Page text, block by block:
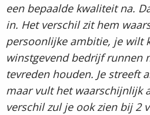
een bepaalde kwaliteit na.
in. Het verschil zit hem
persoonlijke ambitie, je wilt
winstgevend bedrijf runnen
tevreden houden. Je streeft
maar vult het waarschijnlijk
verschil zul je ook zien bij 2